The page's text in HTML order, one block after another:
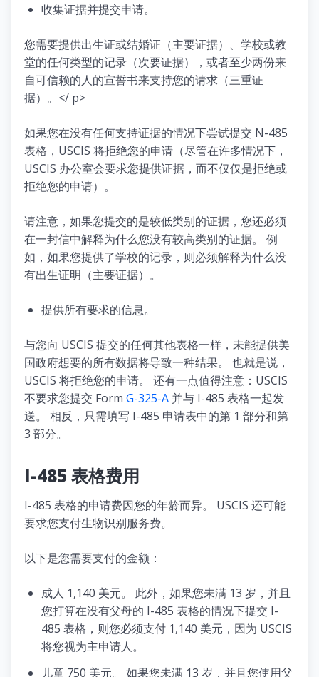
收集证据并提交申请。
您需要提供出生证或结婚证（主要证据）、学校或教
堂的任何类型的记录（次要证据），或者至少两份来
自可信赖的人的宣誓书来支持您的请求（三重证
据）。</ p>
如果您在没有任何支持证据的情况下尝试提交 N-485
表格，USCIS 将拒绝您的申请（尽管在许多情况下，
USCIS 办公室会要求您提供证据，而不仅仅是拒绝或
拒绝您的申请）。
请注意，如果您提交的是较低类别的证据，您还必须
在一封信中解释为什么您没有较高类别的证据。 例
如，如果您提供了学校的记录，则必须解释为什么没
有出生证明（主要证据）。
提供所有要求的信息。
与您向 USCIS 提交的任何其他表格一样，未能提供美
国政府想要的所有数据将导致一种结果。 也就是说，
USCIS 将拒绝您的申请。 还有一点值得注意：USCIS
不要求您提交 Form G-325-A并与 I-485 表格一起发
送。 相反，只需填写 I-485 申请表中的第 1 部分和第
3 部分。
I-485 表格费用
I-485 表格的申请费因您的年龄而异。 USCIS 还可能
要求您支付生物识别服务费。
以下是您需要支付的金额：
成人 1,140 美元。 此外，如果您未满 13 岁，并且
您打算在没有父母的 I-485 表格的情况下提交 I-
485 表格，则您必须支付 1,140 美元，因为 USCIS
将您视为主申请人。
儿童 750 美元。 如果您未满 13 岁，并且您使用父